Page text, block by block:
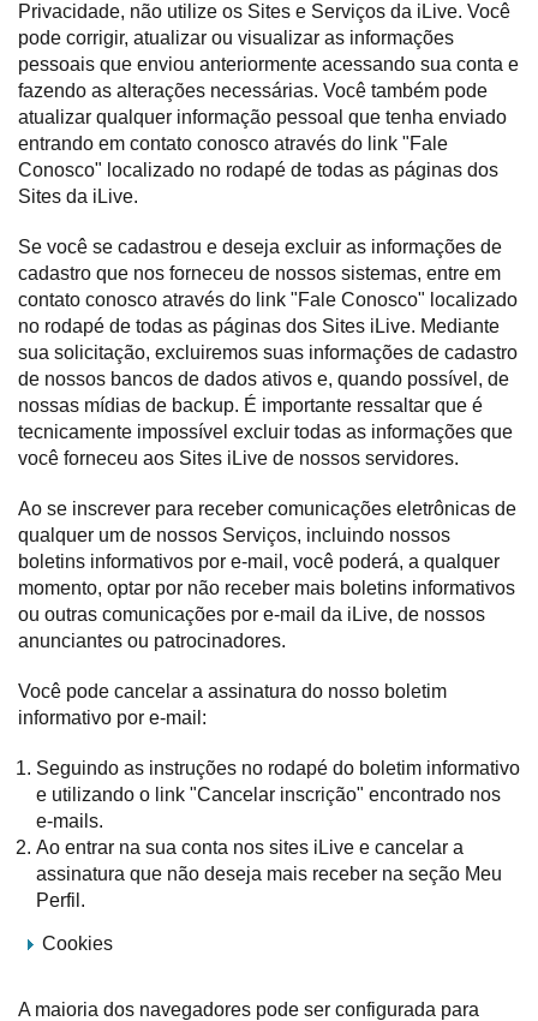
Privacidade, não utilize os Sites e Serviços da iLive. Você
pode corrigir, atualizar ou visualizar as informações
pessoais que enviou anteriormente acessando sua conta e
fazendo as alterações necessárias. Você também pode
atualizar qualquer informação pessoal que tenha enviado
entrando em contato conosco através do link "Fale
Conosco" localizado no rodapé de todas as páginas dos
Sites da iLive.
Se você se cadastrou e deseja excluir as informações de
cadastro que nos forneceu de nossos sistemas, entre em
contato conosco através do link "Fale Conosco" localizado
no rodapé de todas as páginas dos Sites iLive. Mediante
sua solicitação, excluiremos suas informações de cadastro
de nossos bancos de dados ativos e, quando possível, de
nossas mídias de backup. É importante ressaltar que é
tecnicamente impossível excluir todas as informações que
você forneceu aos Sites iLive de nossos servidores.
Ao se inscrever para receber comunicações eletrônicas de
qualquer um de nossos Serviços, incluindo nossos
boletins informativos por e-mail, você poderá, a qualquer
momento, optar por não receber mais boletins informativos
ou outras comunicações por e-mail da iLive, de nossos
anunciantes ou patrocinadores.
Você pode cancelar a assinatura do nosso boletim
informativo por e-mail:
Seguindo as instruções no rodapé do boletim informativo
e utilizando o link "Cancelar inscrição" encontrado nos
e-mails.
Ao entrar na sua conta nos sites iLive e cancelar a
assinatura que não deseja mais receber na seção Meu
Perfil.
Cookies
A maioria dos navegadores pode ser configurada para